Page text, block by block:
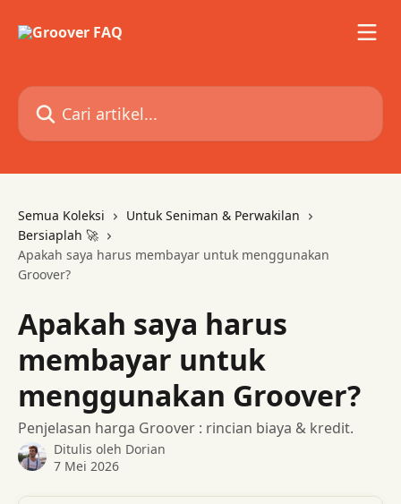
Cari artikel...
Semua Koleksi
Untuk Seniman & Perwakilan
Bersiaplah 🚀
Apakah saya harus membayar untuk menggunakan
Groover?
Apakah saya harus
membayar untuk
menggunakan Groover?
Penjelasan harga Groover : rincian biaya & kredit.
Ditulis oleh Dorian
7 Mei 2026